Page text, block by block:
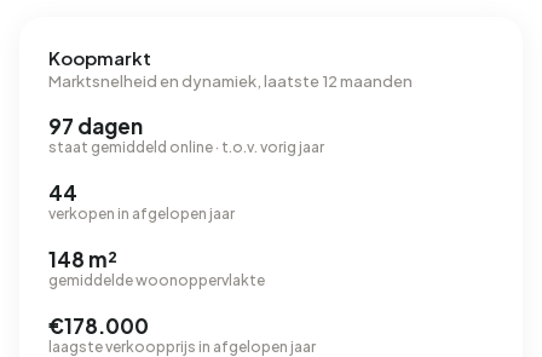
Koopmarkt
Marktsnelheid en dynamiek, laatste 12 maanden
97 dagen
staat gemiddeld online · t.o.v. vorig jaar
44
verkopen in afgelopen jaar
148 m²
gemiddelde woonoppervlakte
€178.000
laagste verkoopprijs in afgelopen jaar